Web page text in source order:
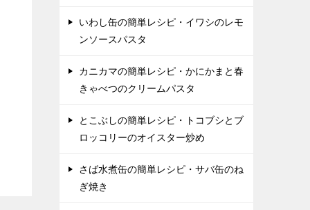
いわし缶の簡単レシピ・イワシのレモ
ンソースパスタ
カニカマの簡単レシピ・かにかまと春
きゃべつのクリームパスタ
とこぶしの簡単レシピ・トコブシとブ
ロッコリーのオイスター炒め
さば水煮缶の簡単レシピ・サバ缶のね
ぎ焼き